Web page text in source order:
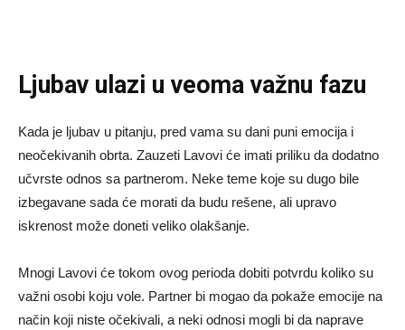
Ljubav ulazi u veoma važnu fazu
Kada je ljubav u pitanju, pred vama su dani puni emocija i
neočekivanih obrta. Zauzeti Lavovi će imati priliku da dodatno
učvrste odnos sa partnerom. Neke teme koje su dugo bile
izbegavane sada će morati da budu rešene, ali upravo
iskrenost može doneti veliko olakšanje.
Mnogi Lavovi će tokom ovog perioda dobiti potvrdu koliko su
važni osobi koju vole. Partner bi mogao da pokaže emocije na
način koji niste očekivali, a neki odnosi mogli bi da naprave